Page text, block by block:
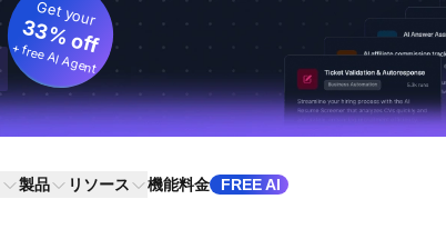
Get your
33% off
+ free AI Agent
製品 リソース 機能料金 FREE AI